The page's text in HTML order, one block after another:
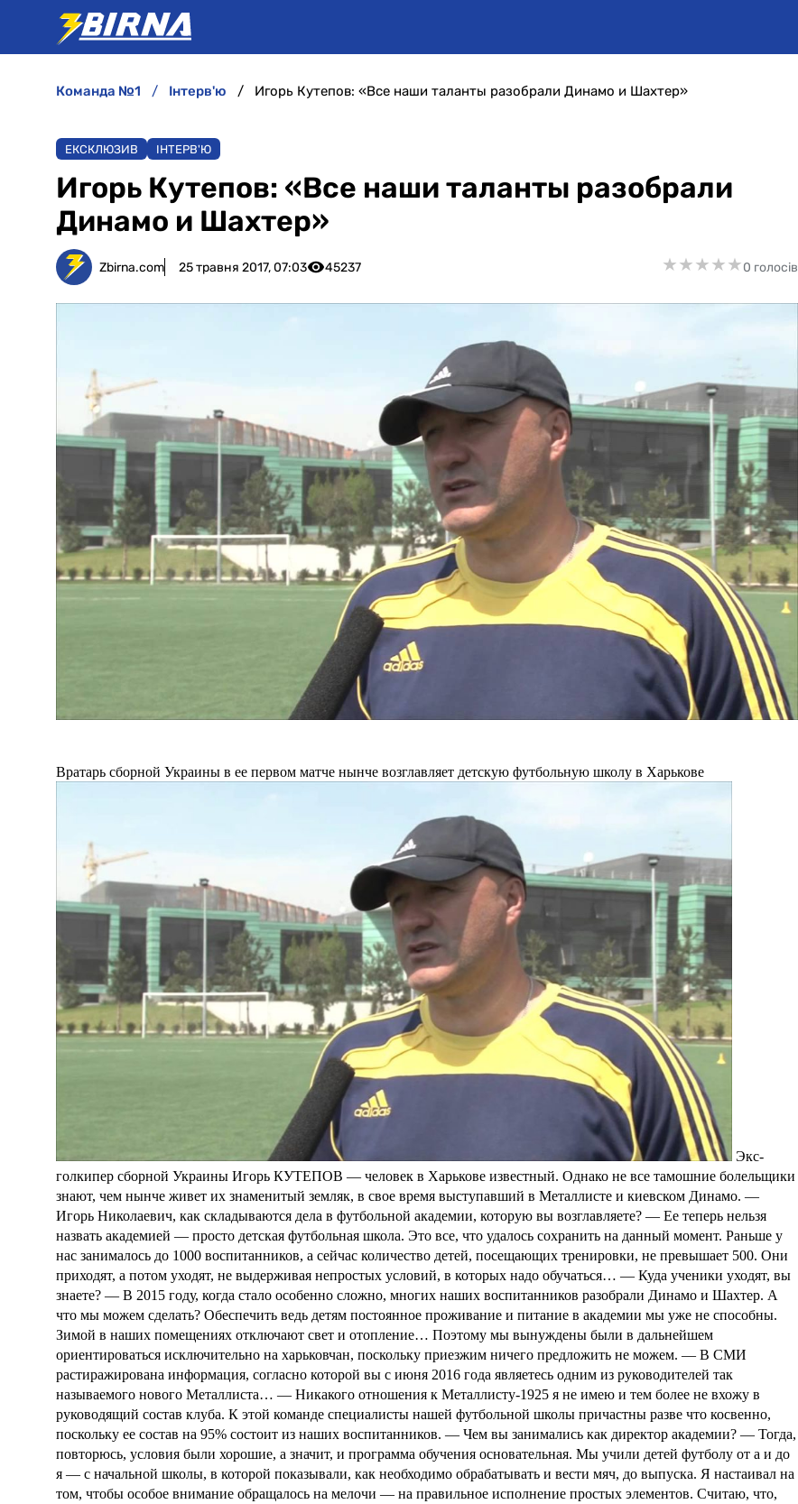
команда №1 інтерв'ю Игорь Кутепов: «Все наши таланты разобрали Динамо и Шахтер»
ЕКСКЛЮЗИВ ІНТЕРВ'Ю
Игорь Кутепов: «Все наши таланты разобрали
Динамо и Шахтер»
Zbirna.com 25 травня 2017, 07:03 45237 ★★★★★
★★★★★0 голосів
Вратарь сборной Украины в ее первом матче нынче возглавляет детскую футбольную школу в Харькове
Экс-
голкипер сборной Украины Игорь КУТЕПОВ — человек в Харькове известный. Однако не все тамошние болельщики
знают, чем нынче живет их знаменитый земляк, в свое время выступавший в Металлисте и киевском Динамо. —
Игорь Николаевич, как складываются дела в футбольной академии, которую вы возглавляете? — Ее теперь нельзя
назвать академией — просто детская футбольная школа. Это все, что удалось сохранить на данный момент. Раньше у
нас занималось до 1000 воспитанников, а сейчас количество детей, посещающих тренировки, не превышает 500. Они
приходят, а потом уходят, не выдерживая непростых условий, в которых надо обучаться… — Куда ученики уходят, вы
знаете? — В 2015 году, когда стало особенно сложно, многих наших воспитанников разобрали Динамо и Шахтер. А
что мы можем сделать? Обеспечить ведь детям постоянное проживание и питание в академии мы уже не способны.
Зимой в наших помещениях отключают свет и отопление… Поэтому мы вынуждены были в дальнейшем
ориентироваться исключительно на харьковчан, поскольку приезжим ничего предложить не можем. — В СМИ
растиражирована информация, согласно которой вы с июня 2016 года являетесь одним из руководителей так
называемого нового Металлиста… — Никакого отношения к Металлисту-1925 я не имею и тем более не вхожу в
руководящий состав клуба. К этой команде специалисты нашей футбольной школы причастны разве что косвенно,
поскольку ее состав на 95% состоит из наших воспитанников. — Чем вы занимались как директор академии? — Тогда,
повторюсь, условия были хорошие, а значит, и программа обучения основательная. Мы учили детей футболу от а и до
я — с начальной школы, в которой показывали, как необходимо обрабатывать и вести мяч, до выпуска. Я настаивал на
том, чтобы особое внимание обращалось на мелочи — на правильное исполнение простых элементов. Считаю, что,